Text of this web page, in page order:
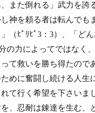
また倒れる」武力を
神を頼る者は転んでも
（ﾋﾟﾘﾋﾟ3：3）、「ど
の力によってではな
て救いを勝ち得たの
めに奮闘し続ける人
て行く希望を下さい
、忍耐は錬達を生む